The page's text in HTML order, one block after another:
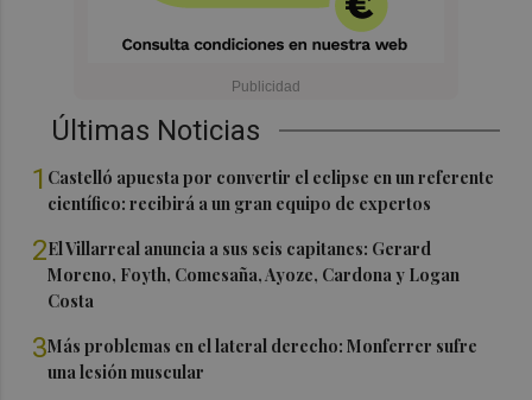
Últimas Noticias
1 Castelló apuesta por convertir el eclipse en un referente
científico: recibirá a un gran equipo de expertos
2El Villarreal anuncia a sus seis capitanes: Gerard
Moreno, Foyth, Comesaña, Ayoze, Cardona y Logan
Costa
3Más problemas en el lateral derecho: Monferrer sufre
una lesión muscular